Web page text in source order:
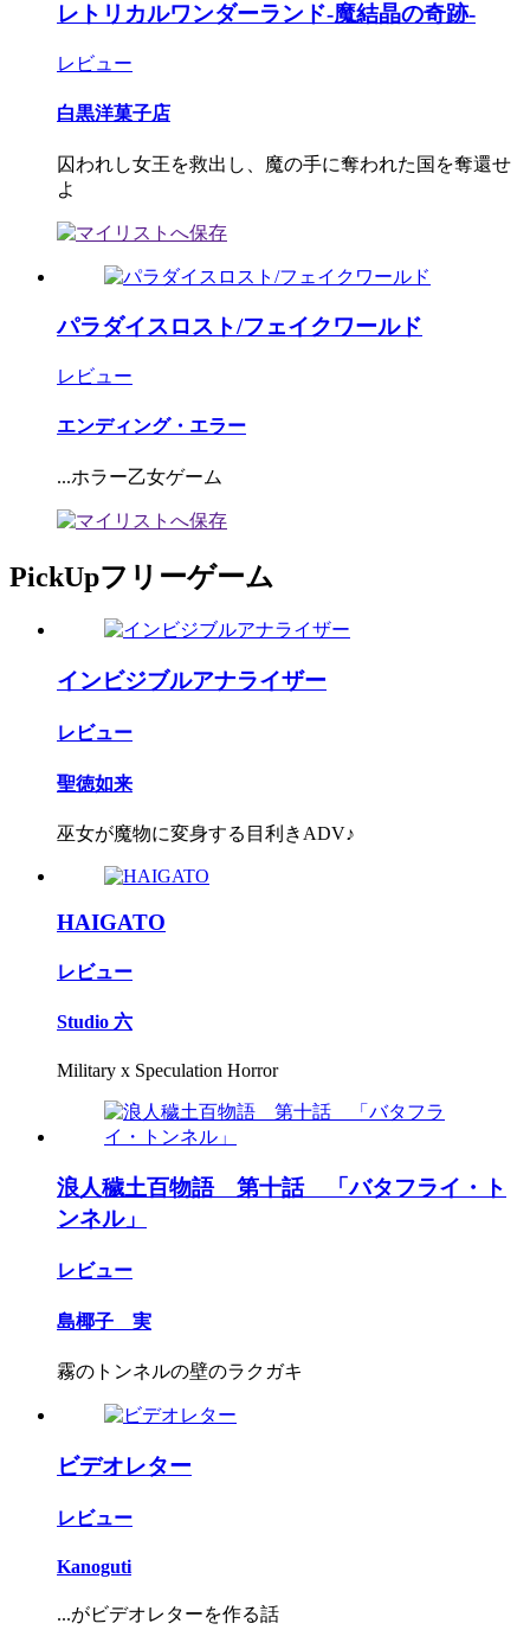
レトリカルワンダーランド-魔結晶の奇跡-
レビュー
白黒洋菓子店
囚われし女王を救出し、魔の手に奪われた国を奪還せ
よ
パラダイスロスト/フェイクワールド
レビュー
エンディング・エラー
...ホラー乙女ゲーム
PickUpフリーゲーム
インビジブルアナライザー
レビュー
聖徳如来
巫女が魔物に変身する目利きADV♪
HAIGATO
レビュー
Studio 六
Military x Speculation Horror
浪人穢土百物語 第十話 「バタフライ・ト
ンネル」
レビュー
島椰子 実
霧のトンネルの壁のラクガキ
ビデオレター
レビュー
Kanoguti
...がビデオレターを作る話